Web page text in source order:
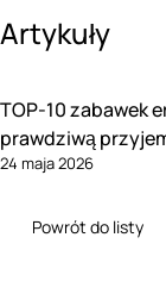
Artykuły
TOP-10 zabawek
prawdziwą
24 maja 2026
Powrót do listy